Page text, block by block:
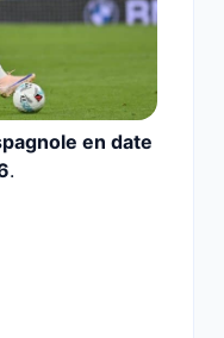
en date
.